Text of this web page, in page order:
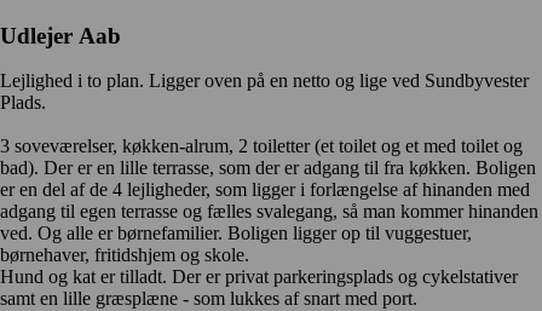
Udlejer Aab
Lejlighed i to plan. Ligger oven på en netto og lige ved Sundbyvester
Plads.
3 soveværelser, køkken-alrum, 2 toiletter (et toilet og et med toilet og
bad). Der er en lille terrasse, som der er adgang til fra køkken. Boligen
er en del af de 4 lejligheder, som ligger i forlængelse af hinanden med
adgang til egen terrasse og fælles svalegang, så man kommer hinanden
ved. Og alle er børnefamilier. Boligen ligger op til vuggestuer,
børnehaver, fritidshjem og skole.
Hund og kat er tilladt. Der er privat parkeringsplads og cykelstativer
samt en lille græsplæne - som lukkes af snart med port.